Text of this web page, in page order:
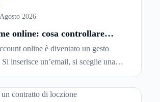
2026
online: cosa controllare
e usare servizi in
online è diventato un gesto
inserisce un’email, si sceglie una
accetta una serie di condizioni senza
Tutto avviene in pochi minuti,